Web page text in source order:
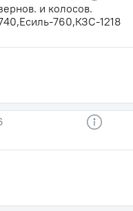
и колосов.
760,КЗС-1218